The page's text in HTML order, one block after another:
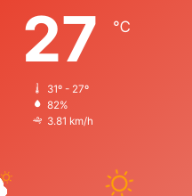
27 ℃
31º - 27º
82%
3.81 km/h